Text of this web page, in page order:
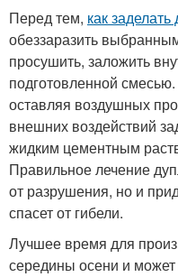
Перед тем, как
обеззаразить
просушить, заложить
подготовленной
оставляя воздушных
внешних воздействий
жидким цементным
Правильное лечение
от разрушения, но и
спасет от гибели.
Лучшее время для
середины осени и